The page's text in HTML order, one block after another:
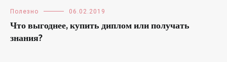
Полезно 06.02.2019
Что выгоднее, купить диплом или получать
знания?